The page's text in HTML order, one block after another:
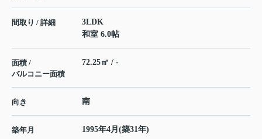
間取り / 詳細
3LDK
和室 6.0帖
面積 /
バルコニー面積
72.25㎡ / -
向き 南
築年月 1995年4月(築31年)